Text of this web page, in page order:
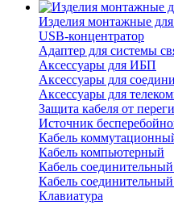
Изделия монтажные
USB-концентратор
Адаптер для системы
Аксессуары для ИБП
Аксессуары для
Аксессуары для
Защита кабеля от
Источник
Кабель
Кабель компьютерный
Кабель
Кабель
Клавиатура